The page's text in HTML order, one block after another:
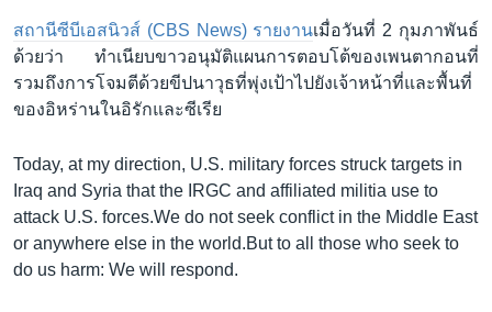
สถานีซีบีเอสนิวส์ (CBS News) รายงานเมื่อวันที่ 2 กุมภาพันธ์
ด้วยว่า ทำเนียบขาวอนุมัติแผนการตอบโต้ของเพนตากอนที่
รวมถึงการโจมตีด้วยขีปนาวุธที่พุ่งเป้าไปยังเจ้าหน้าที่และพื้นที่
ของอิหร่านในอิรักและซีเรีย
Today, at my direction, U.S. military forces struck targets in
Iraq and Syria that the IRGC and affiliated militia use to
attack U.S. forces.We do not seek conflict in the Middle East
or anywhere else in the world.But to all those who seek to
do us harm: We will respond.